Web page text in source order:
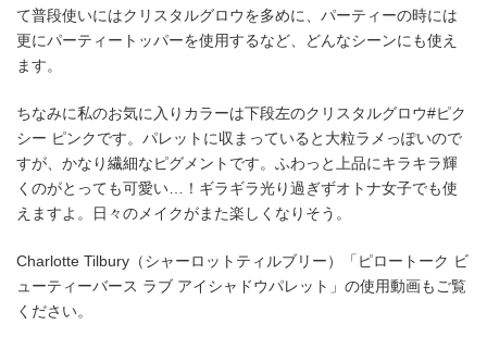
て普段使いにはクリスタルグロウを多めに、パーティーの時には
更にパーティートッパーを使用するなど、どんなシーンにも使え
ます。
ちなみに私のお気に入りカラーは下段左のクリスタルグロウ#ピク
シー ピンクです。パレットに収まっていると大粒ラメっぽいので
すが、かなり繊細なピグメントです。ふわっと上品にキラキラ輝
くのがとっても可愛い…！ギラギラ光り過ぎずオトナ女子でも使
えますよ。日々のメイクがまた楽しくなりそう。
Charlotte Tilbury（シャーロットティルブリー）「ピロートーク ビ
ューティーバース ラブ アイシャドウパレット」の使用動画もご覧
ください。